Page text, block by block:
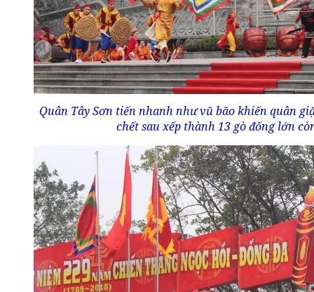
Quân Tây Sơn tiến nhanh như vũ bão khiến quân
chết sau xếp thành 13 gò đống lớn